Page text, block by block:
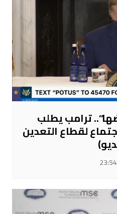
ترامب يطلب
لقطاع التعدين